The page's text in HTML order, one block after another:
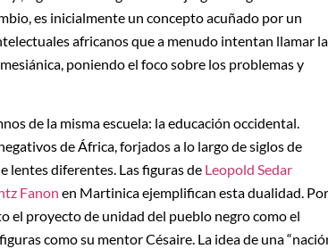
es inicialmente un concepto acuñado por un
africanos que a menudo intentan llamar la
poniendo el foco sobre los problemas y
de la misma escuela: la educación occidental.
de África, forjados a lo largo de siglos de
lentes diferentes. Las figuras de Leopold Sedar
Fanon en Martinica ejemplifican esta dualidad. Por
el proyecto de unidad del pueblo negro como el
como su mentor Césaire. La idea de una